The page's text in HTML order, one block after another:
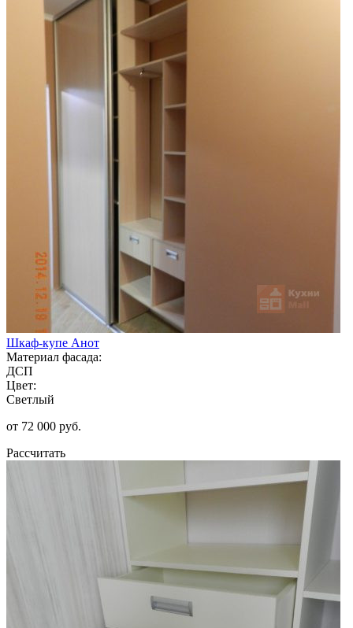
Шкаф-купе Анот
Материал фасада:
ДСП
Цвет:
Светлый
от 72 000 руб.
Рассчитать